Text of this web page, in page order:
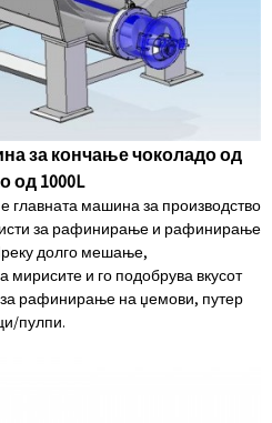
за кончање чоколадо од
од 1000L
главната машина за производство
за рафинирање и рафинирање
долго мешање,
мирисите и го подобрува вкусот
за рафинирање на џемови, путер
пулпи.